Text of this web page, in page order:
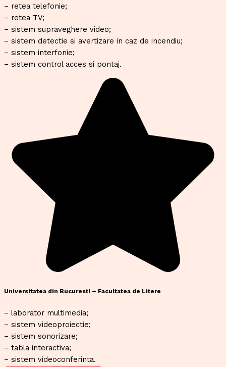
– retea telefonie;
– retea TV;
– sistem supraveghere video;
– sistem detectie si avertizare in caz de incendiu;
– sistem interfonie;
– sistem control acces si pontaj.
Universitatea din Bucuresti – Facultatea de Litere
– laborator multimedia;
– sistem videoproiectie;
– sistem sonorizare;
– tabla interactiva;
– sistem videoconferinta.